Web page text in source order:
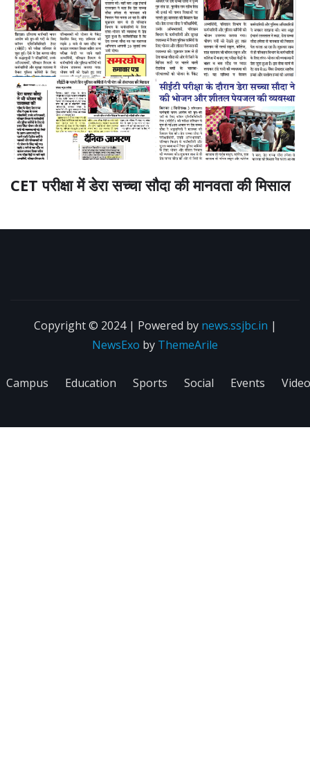
CET परीक्षा में डेरा सच्चा सौदा की मानवता की मिसाल
Copyright © 2024 | Powered by news.ssjbc.in |
NewsExo by ThemeArile
Campus Education Sports Social Events Video